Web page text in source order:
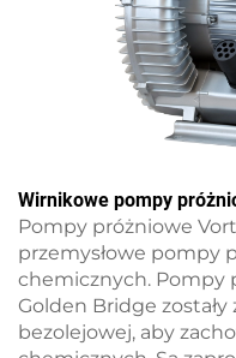
Wirnikowe pompy
Pompy próżniowe
przemysłowe pompy
chemicznych. Pompy
Golden Bridge
bezolejowej, aby